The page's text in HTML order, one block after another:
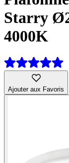
Starry
4000K
Ajouter aux Favoris